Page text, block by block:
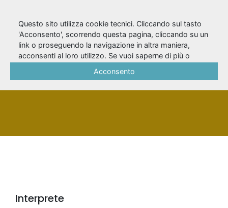
Ruggiano, Malvina
PERSONA
Interprete
Questo sito utilizza cookie tecnici. Cliccando sul tasto
'Acconsento', scorrendo questa pagina, cliccando su un
link o proseguendo la navigazione in altra maniera,
acconsenti al loro utilizzo. Se vuoi saperne di più o
Acconsento